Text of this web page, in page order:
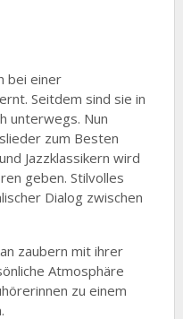
bei einer
Seitdem sind sie in
unterwegs. Nun
zum Besten
Jazzklassikern wird
geben. Stilvolles
Dialog zwischen
zaubern mit ihrer
Atmosphäre
zu einem